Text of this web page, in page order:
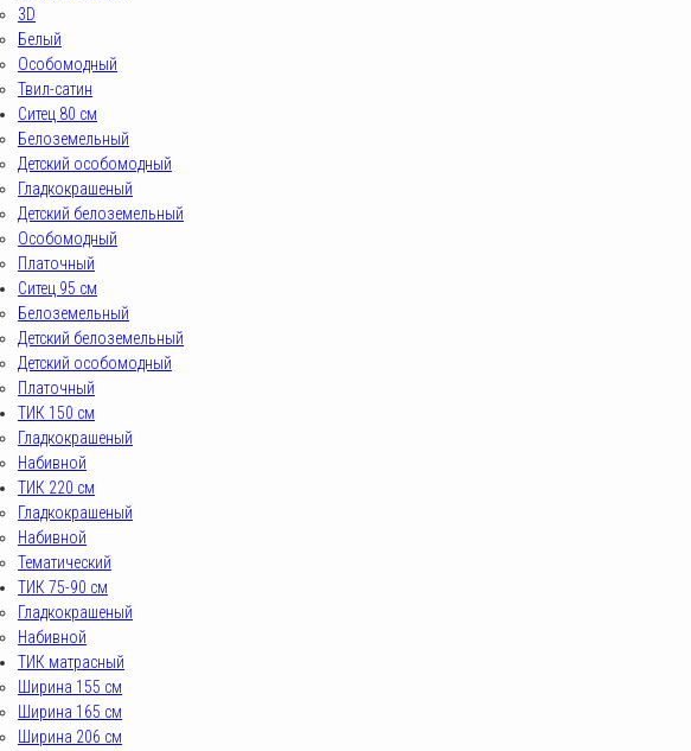
3D
Белый
Особомодный
Твил-сатин
Ситец 80 см
Белоземельный
Детский особомодный
Гладкокрашеный
Детский белоземельный
Особомодный
Платочный
Ситец 95 см
Белоземельный
Детский белоземельный
Детский особомодный
Платочный
ТИК 150 см
Гладкокрашеный
Набивной
ТИК 220 см
Гладкокрашеный
Набивной
Тематический
ТИК 75-90 см
Гладкокрашеный
Набивной
ТИК матрасный
Ширина 155 см
Ширина 165 см
Ширина 206 см